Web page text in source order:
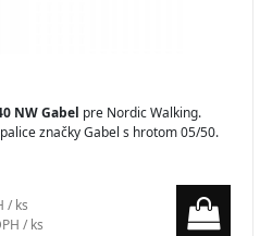
NW Gabel pre Nordic Walking.
značky Gabel s hrotom 05/50.
/ ks
/ ks